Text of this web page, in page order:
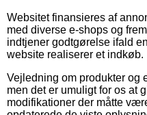
Websitet finansieres af
med diverse e-shops og
indtjener godtgørelse ifald
website realiserer et indkøb.
Vejledning om produkter og
men det er umuligt for os at
modifikationer der måtte